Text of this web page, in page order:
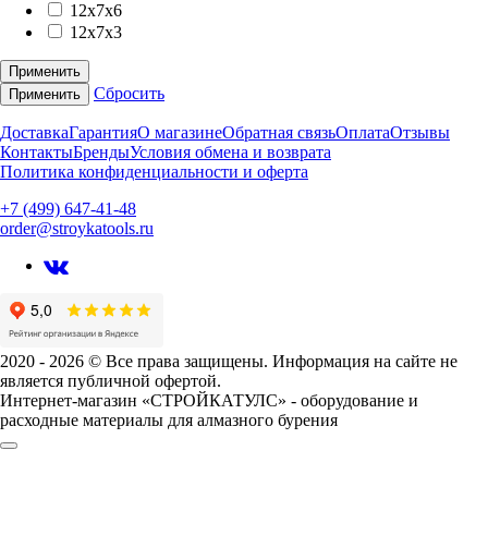
12х7х6
12х7х3
Применить
Применить
Сбросить
ДоставкаГарантияО магазинеОбратная связьОплатаОтзывы
КонтактыБрендыУсловия обмена и возврата
Политика конфиденциальности и оферта
+7 (499) 647-41-48
order@stroykatools.ru
2020 - 2026 © Все права защищены. Информация на сайте не
является публичной офертой.
Интернет-магазин «СТРОЙКАТУЛС» - оборудование и
расходные материалы для алмазного бурения